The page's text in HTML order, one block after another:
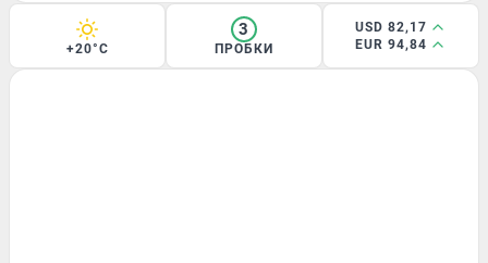
+20°C
3
ПРОБКИ
USD 82,17
EUR 94,84